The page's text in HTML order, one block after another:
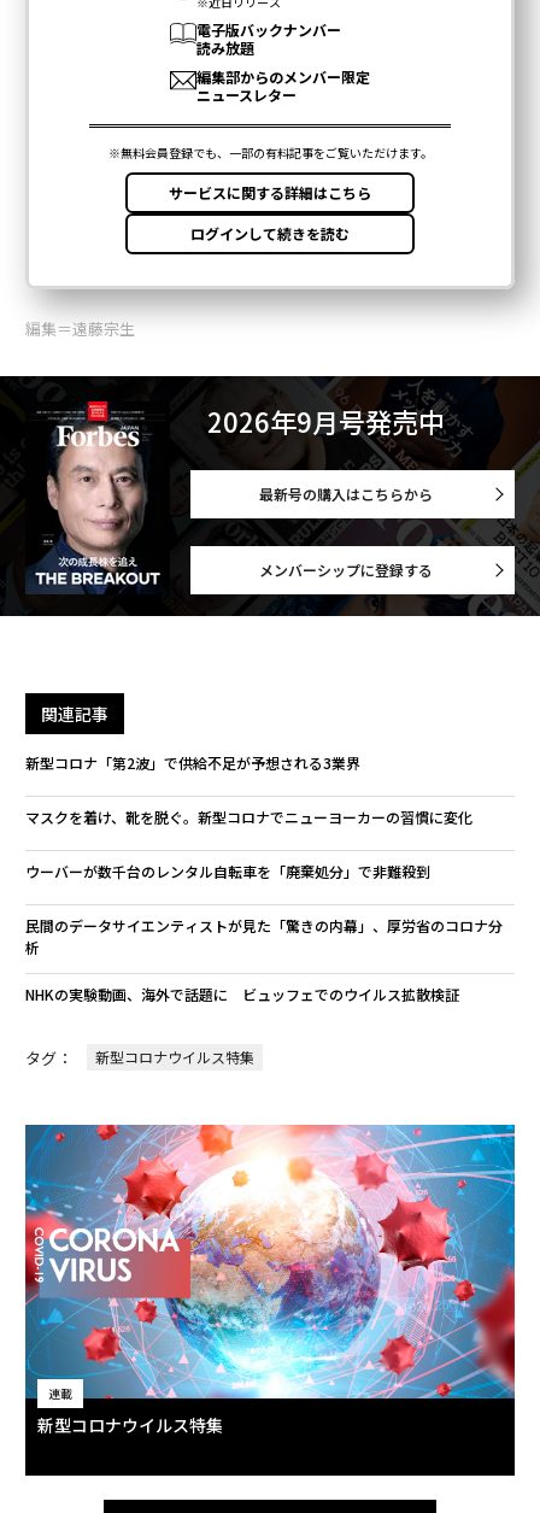
編集＝遠藤宗生
2026年9月号発売中
最新号の購入はこちらから
メンバーシップに登録する
関連記事
新型コロナ「第2波」で供給不足が予想される3業界
マスクを着け、靴を脱ぐ。新型コロナでニューヨーカーの習慣に変化
ウーバーが数千台のレンタル自転車を「廃棄処分」で非難殺到
民間のデータサイエンティストが見た「驚きの内幕」、厚労省のコロナ分
析
NHKの実験動画、海外で話題に ビュッフェでのウイルス拡散検証
タグ： 新型コロナウイルス特集
連載
新型コロナウイルス特集